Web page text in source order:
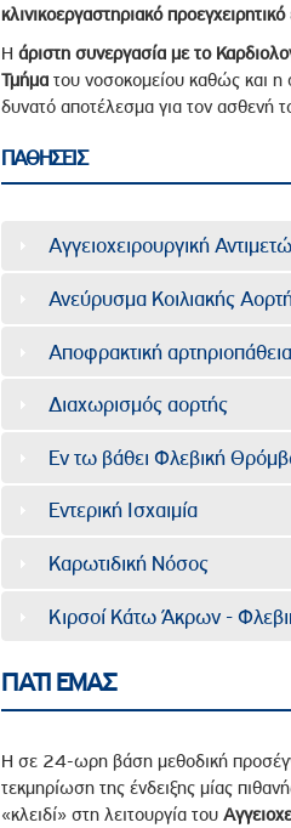
κλινικοεργαστηριακό
Η άριστη συνεργασία με το
Τμήμα του νοσοκομείου καθώς και η
δυνατό αποτέλεσμα για τον ασθενή
ΠΑΘΗΣΕΙΣ
Αγγειοχειρουργική
Ανεύρυσμα Κοιλιακής
Αποφρακτική
Διαχωρισμός αορτής
Εν τω βάθει Φλεβική
Εντερική Ισχαιμία
Καρωτιδική Νόσος
Κιρσοί Κάτω Άκρων -
ΓΙΑΤΙ ΕΜΑΣ
Η σε 24-ωρη βάση μεθοδική
τεκμηρίωση της ένδειξης μίας
«κλειδί» στη λειτουργία του